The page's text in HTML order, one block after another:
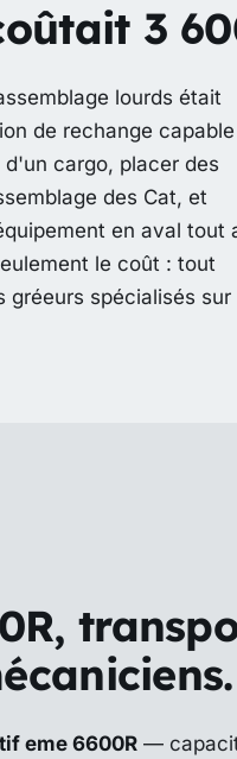
3
lourds était
de rechange capable
cargo, placer des
des Cat, et
en aval tout
le coût : tout
gréeurs spécialisés sur
eme 6600R —